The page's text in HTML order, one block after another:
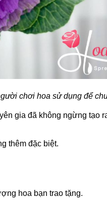
chơi hoa sử dụng để
gia đã không ngừng tạo
thêm đặc biệt.
hoa bạn trao tặng.